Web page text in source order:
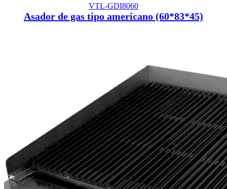
VTL-GDI8060
Asador de gas tipo americano (60*83*45)